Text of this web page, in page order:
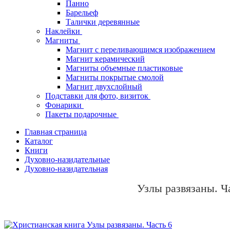
Панно
Барельеф
Талички деревянные
Наклейки
Магниты
Магнит с переливающимся изображением
Магнит керамический
Магниты объемные пластиковые
Магниты покрытые смолой
Магнит двухслойный
Подставки для фото, визиток
Фонарики
Пакеты подарочные
Главная страница
Каталог
Книги
Духовно-назидательные
Духовно-назидательная
Узлы развязаны.